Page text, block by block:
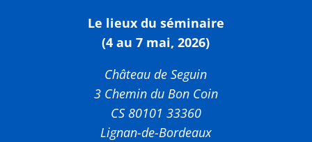
Le lieux du séminaire
(4 au 7 mai, 2026)
Château de Seguin
3 Chemin du Bon Coin
CS 80101 33360
Lignan-de-Bordeaux